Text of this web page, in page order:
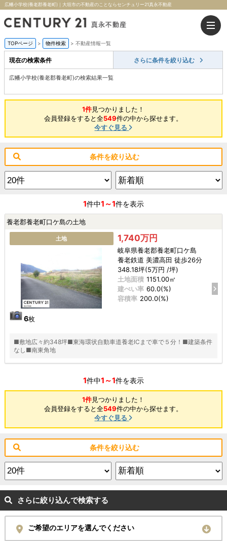
広幡小学校(養老郡養老町)｜大垣市の不動産のことならセンチュリー21真永不動産
TOPページ > 物件検索 > 不動産情報一覧
現在の検索条件 さらに条件を絞り込む
広幡小学校(養老郡養老町)の検索結果一覧
1件見つかりました！
会員登録をすると全549件の中から探せます。
今すぐ見る
条件を絞り込む
1件中1～1件を表示
養老郡養老町口ケ島の土地
土地
6枚
1,740万円
岐阜県養老郡養老町口ケ島
養老鉄道 美濃高田 徒歩26分
348.18坪(5万円 /坪)
土地面積 1151.00㎡
建ぺい率 60.0(%)
容積率 200.0(%)
■敷地広々約348坪■東海環状自動車道養老ICまで車で５分！■建築条件
なし■南東角地
1件中1～1件を表示
1件見つかりました！
会員登録をすると全549件の中から探せます。
今すぐ見る
条件を絞り込む
さらに絞り込んで検索する
ご希望のエリアを選んでください